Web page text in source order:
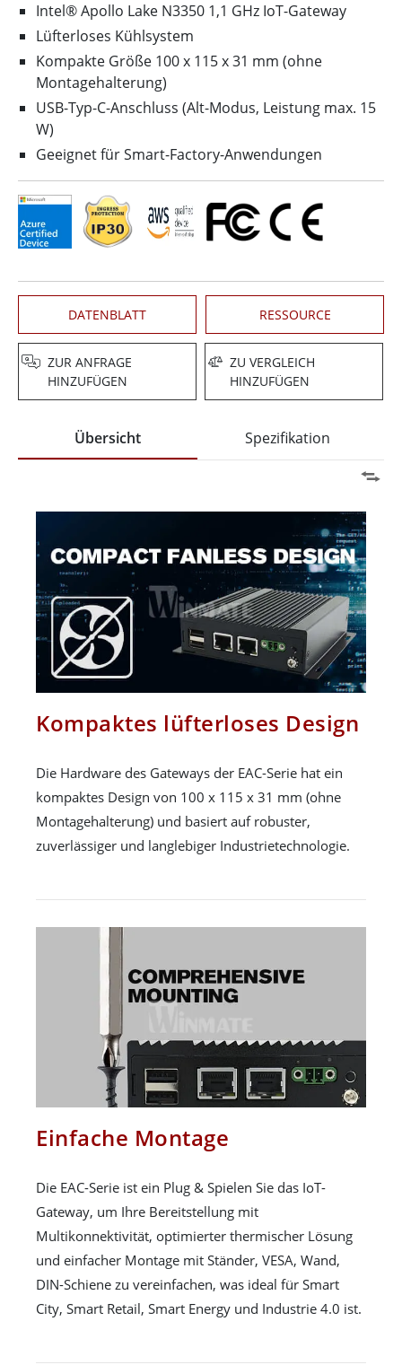
Intel® Apollo Lake N3350 1,1 GHz IoT-Gateway
Lüfterloses Kühlsystem
Kompakte Größe 100 x 115 x 31 mm (ohne
Montagehalterung)
USB-Typ-C-Anschluss (Alt-Modus, Leistung max. 15
W)
Geeignet für Smart-Factory-Anwendungen
DATENBLATT RESSOURCE
ZUR ANFRAGE
HINZUFÜGEN
ZU VERGLEICH
HINZUFÜGEN
Übersicht Spezifikation
Kompaktes lüfterloses Design
Die Hardware des Gateways der EAC-Serie hat ein
kompaktes Design von 100 x 115 x 31 mm (ohne
Montagehalterung) und basiert auf robuster,
zuverlässiger und langlebiger Industrietechnologie.
Einfache Montage
Die EAC-Serie ist ein Plug & Spielen Sie das IoT-
Gateway, um Ihre Bereitstellung mit
Multikonnektivität, optimierter thermischer Lösung
und einfacher Montage mit Ständer, VESA, Wand,
DIN-Schiene zu vereinfachen, was ideal für Smart
City, Smart Retail, Smart Energy und Industrie 4.0 ist.